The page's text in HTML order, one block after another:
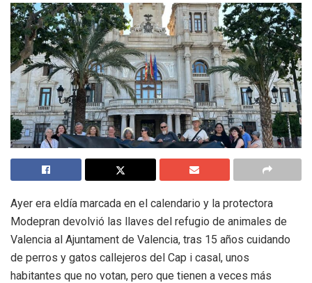
Ayer era eldía marcada en el calendario y la protectora
Modepran devolvió las llaves del refugio de animales de
Valencia al Ajuntament de Valencia, tras 15 años cuidando
de perros y gatos callejeros del Cap i casal, unos
habitantes que no votan, pero que tienen a veces más